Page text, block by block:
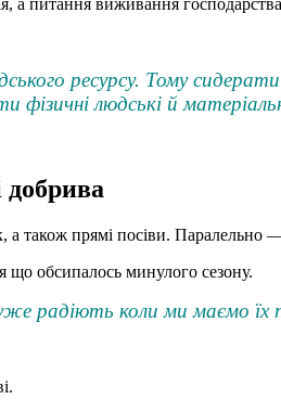
а питання виживання
ресурсу. Тому
людські й
а також прямі посіви.
що обсипалось минулого сезону.
радіють коли ми маємо їх